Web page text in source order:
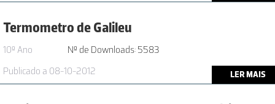
Termometro de Galileu
10º Ano
Nº de Downloads: 5583
Publicado a 08-10-2012
LER MAIS